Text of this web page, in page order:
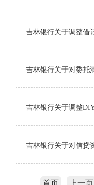
首页 上一页